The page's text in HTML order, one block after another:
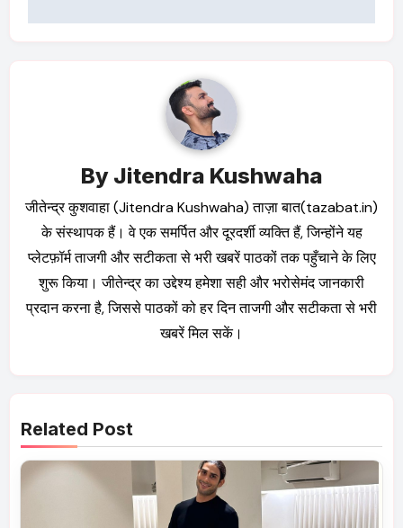
By Jitendra Kushwaha
जीतेन्द्र कुशवाहा (Jitendra Kushwaha) ताज़ा बात(tazabat.in)
के संस्थापक हैं। वे एक समर्पित और दूरदर्शी व्यक्ति हैं, जिन्होंने यह
प्लेटफ़ॉर्म ताजगी और सटीकता से भरी खबरें पाठकों तक पहुँचाने के लिए
शुरू किया। जीतेन्द्र का उद्देश्य हमेशा सही और भरोसेमंद जानकारी
प्रदान करना है, जिससे पाठकों को हर दिन ताजगी और सटीकता से भरी
खबरें मिल सकें।
Related Post